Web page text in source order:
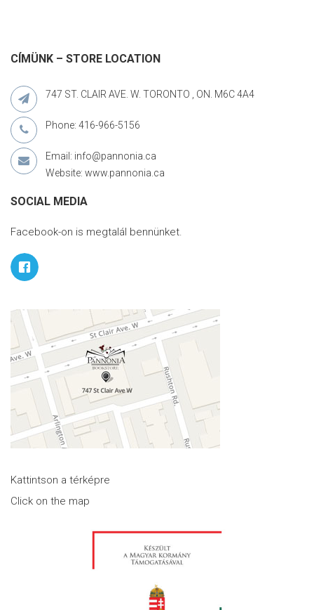
CÍMÜNK – STORE LOCATION
747 ST. CLAIR AVE. W. TORONTO , ON. M6C 4A4
Phone: 416-966-5156
Email: info@pannonia.ca
Website: www.pannonia.ca
SOCIAL MEDIA
Facebook-on is megtalál bennünket.
Kattintson a térképre
Click on the map